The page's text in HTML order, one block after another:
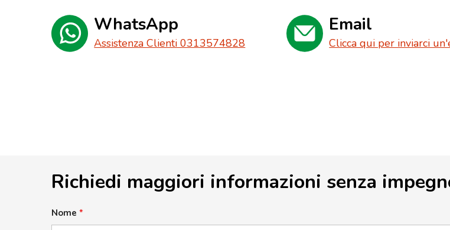
WhatsApp
Assistenza Clienti 0313574828
Email
Clicca qui per inviarci
Richiedi maggiori informazioni senza
Nome *